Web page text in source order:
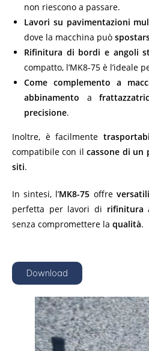
non riescono a passare.
Lavori su pavimentazioni
dove la macchina può
Rifinitura di bordi e angoli
compatto, l’MK8-75 è l’ideale
Come complemento a
abbinamento a
precisione.
Inoltre, è facilmente
compatibile con ilcassone di un
siti.
In sintesi, l’MK8-75 offre
perfetta per lavori di rifinitura
senza compromettere la qualità.
Download